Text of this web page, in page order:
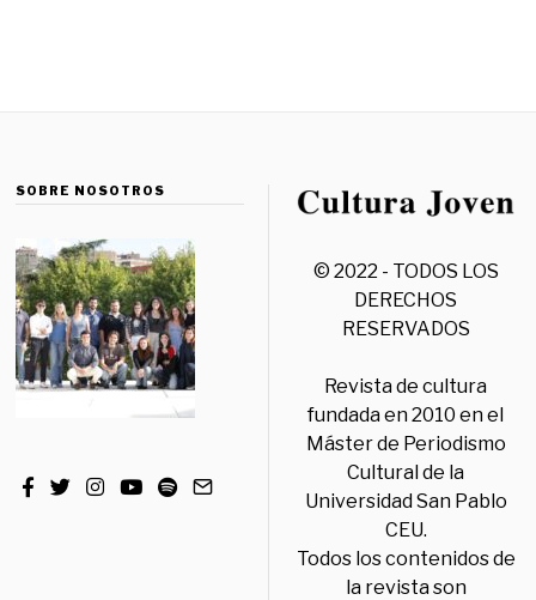
SOBRE NOSOTROS
© 2022 - TODOS LOS
DERECHOS
RESERVADOS
Revista de cultura
fundada en 2010 en el
Máster de Periodismo
Cultural de la
Universidad San Pablo
CEU.
Todos los contenidos de
la revista son